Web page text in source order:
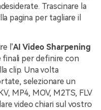
Trascinare la
pagina per tagliare il
l'AI Video Sharpening
finali per definire con
clip. Una volta
selezionare un
MP4, MOV, M2TS, FLV
video chiari sul vostro